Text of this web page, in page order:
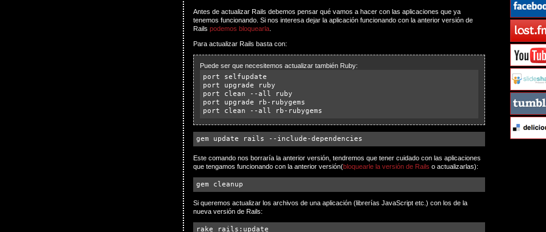
Antes de actualizar Rails debemos pensar qué vamos a hacer con las aplicaciones que ya
tenemos funcionando. Si nos interesa dejar la aplicación funcionando con la anterior versión de
Rails podemos bloquearla
Para actualizar Rails basta con:
Puede ser que necesitemos actualizar también Ruby:
port selfupdate
port upgrade ruby
port clean --all ruby
port upgrade rb-rubygems
port clean --all rb-rubygems
gem update rails --include-dependencies
Este comando nos borraría la anterior versión, tendremos que tener cuidado con las aplicaciones
que tengamos funcionando con la anterior versión(bloquearle la versión de Rails o actualizarlas):
gem cleanup
Si queremos actualizar los archivos de una aplicación (librerías JavaScript etc.) con los de la
nueva versión de Rails:
rake rails:update